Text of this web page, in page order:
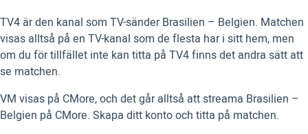
TV4 är den kanal som TV-sänder Brasilien – Belgien. Matchen
visas alltså på en TV-kanal som de flesta har i sitt hem, men
om du för tillfället inte kan titta på TV4 finns det andra sätt att
se matchen.
VM visas på CMore, och det går alltså att streama Brasilien –
Belgien på CMore. Skapa ditt konto och titta på matchen.